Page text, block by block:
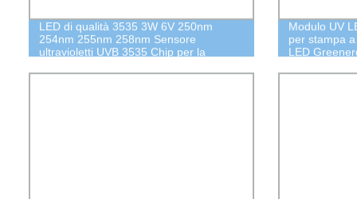
LED di qualità 3535 3W 6V 250nm
254nm 255nm 258nm Sensore
ultravioletti UVB 3535 Chip per la
LED UV
Modulo UV
per stampa
LED